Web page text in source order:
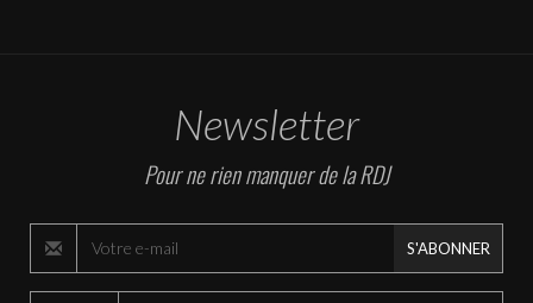
Newsletter
Pour ne rien manquer de la RDJ
S'ABONNER